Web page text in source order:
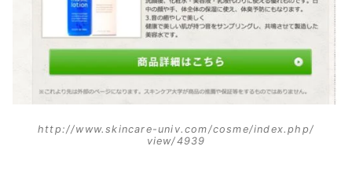
http://www.skincare-univ.com/cosme/index.php/
view/4939